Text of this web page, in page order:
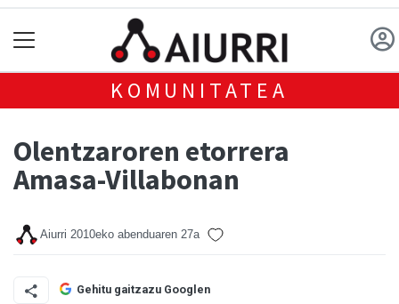
KOMUNITATEA
Olentzaroren etorrera
Amasa-Villabonan
Aiurri 2010eko abenduaren 27a
Gehitu gaitzazu Googlen